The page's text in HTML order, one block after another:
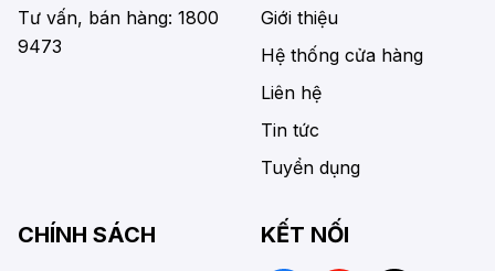
Tư vấn, bán hàng: 1800
9473
Giới thiệu
Hệ thống cửa hàng
Liên hệ
Tin tức
Tuyển dụng
CHÍNH SÁCH KẾT NỐI